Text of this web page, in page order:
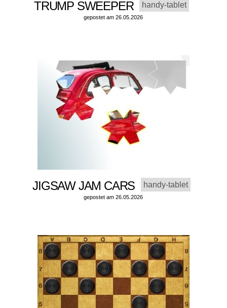
TRUMP SWEEPER handy-tablet
gepostet am 26.05.2026
JIGSAW JAM CARS handy-tablet
gepostet am 26.05.2026